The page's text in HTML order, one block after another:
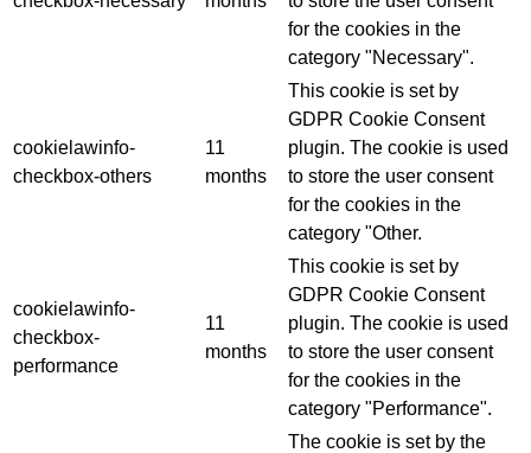
for the cookies in the
category "Necessary".
cookielawinfo-
checkbox-others
11
months
This cookie is set by
GDPR Cookie Consent
plugin. The cookie is used
to store the user consent
for the cookies in the
category "Other.
cookielawinfo-
checkbox-
performance
11
months
This cookie is set by
GDPR Cookie Consent
plugin. The cookie is used
to store the user consent
for the cookies in the
category "Performance".
The cookie is set by the